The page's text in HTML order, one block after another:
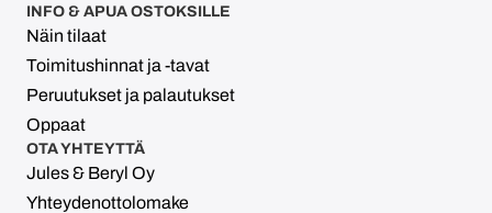
INFO & APUA OSTOKSILLE
Näin tilaat
Toimitushinnat ja -tavat
Peruutukset ja palautukset
Oppaat
OTA YHTEYTTÄ
Jules & Beryl Oy
Yhteydenottolomake